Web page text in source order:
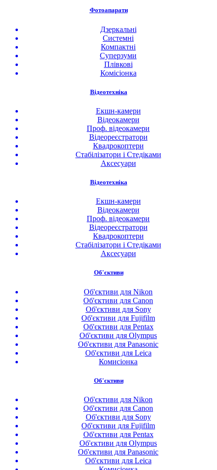
Фотоапарати
Дзеркальні
Системні
Компактні
Суперзуми
Плівкові
Комісіонка
Відеотехніка
Екшн-камери
Відеокамери
Проф. відеокамери
Відеореєстратори
Квадрокоптери
Стабілізатори і Стедіками
Аксесуари
Відеотехніка
Екшн-камери
Відеокамери
Проф. відеокамери
Відеореєстратори
Квадрокоптери
Стабілізатори і Стедіками
Аксесуари
Об'єктиви
Об'єктиви для Nikon
Об'єктиви для Canon
Об'єктиви для Sony
Об'єктиви для Fujifilm
Об'єктиви для Pentax
Об'єктиви для Olympus
Об'єктиви для Panasonic
Об'єктиви для Leica
Комисіонка
Об'єктиви
Об'єктиви для Nikon
Об'єктиви для Canon
Об'єктиви для Sony
Об'єктиви для Fujifilm
Об'єктиви для Pentax
Об'єктиви для Olympus
Об'єктиви для Panasonic
Об'єктиви для Leica